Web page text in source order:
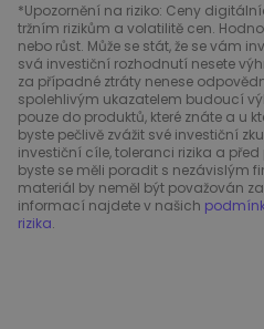
*Upozornění na riziko: Ceny
tržním rizikům a volatilitě cen.
nebo růst. Může se stát, že se vám
svá investiční rozhodnutí nesete
za případné ztráty nenese
spolehlivým ukazatelem budoucí
pouze do produktů, které znáte a u
byste pečlivě zvážit své investiční
investiční cíle, toleranci rizika a
byste se měli poradit s nezávislým
materiál by neměl být považován
informací najdete v našich
rizika.